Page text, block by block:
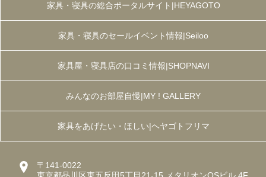
家具・寝具の総合ポータルサイト|HEYAGOTO
家具・寝具のセールイベント情報|Seiloo
家具屋・寝具店の口コミ情報|SHOPNAVI
みんなのお部屋自慢|MY ! GALLERY
家具をあげたい・ほしい|ヘヤゴトフリマ
〒141-0022
東京都品川区東五反田5丁目21-15 メタリオンOSビル 4F